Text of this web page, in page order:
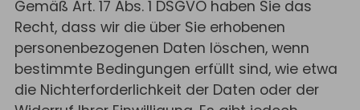
Gemäß Art. 17 Abs. 1 DSGVO haben Sie das
Recht, dass wir die über Sie erhobenen
personenbezogenen Daten löschen, wenn
bestimmte Bedingungen erfüllt sind, wie etwa
die Nichterforderlichkeit der Daten oder der